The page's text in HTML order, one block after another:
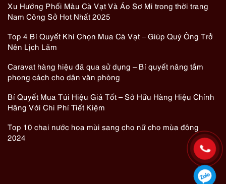
Xu Hướng Phối Màu Cà Vạt Và Áo Sơ Mi trong thời trang
Nam Công Sở Hot Nhất 2025
Top 4 Bí Quyết Khi Chọn Mua Cà Vạt – Giúp Quý Ông Trở
Nên Lịch Lãm
Caravat hàng hiệu đã qua sử dụng – Bí quyết nâng tầm
phong cách cho dân văn phòng
Bí Quyết Mua Túi Hiệu Giá Tốt – Sở Hữu Hàng Hiệu Chính
Hãng Với Chi Phí Tiết Kiệm
Top 10 chai nước hoa mùi sang cho nữ cho mùa đông
2024